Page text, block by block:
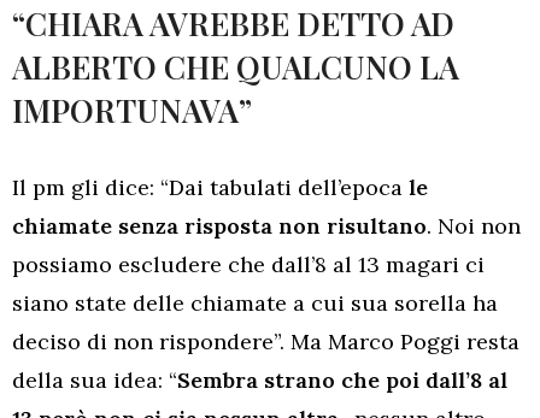
“CHIARA AVREBBE DETTO AD
ALBERTO CHE QUALCUNO LA
IMPORTUNAVA”
Il pm gli dice: “Dai tabulati dell’epoca le
chiamate senza risposta non risultano. Noi non
possiamo escludere che dall’8 al 13 magari ci
siano state delle chiamate a cui sua sorella ha
deciso di non rispondere”. Ma Marco Poggi resta
della sua idea: “Sembra strano che poi dall’8 al